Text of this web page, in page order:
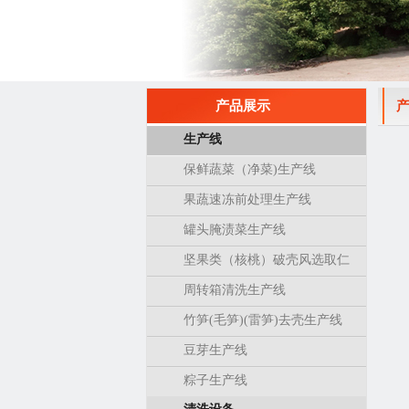
产品展示
生产线
保鲜蔬菜（净菜)生产线
果蔬速冻前处理生产线
罐头腌渍菜生产线
坚果类（核桃）破壳风选取仁
生产线
周转箱清洗生产线
竹笋(毛笋)(雷笋)去壳生产线
豆芽生产线
粽子生产线